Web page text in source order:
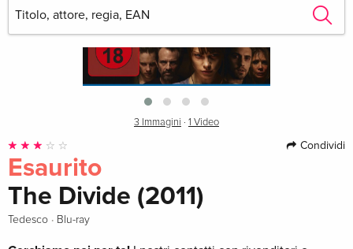
3 Immagini · 1 Video
Condividi
Esaurito
The Divide (2011)
Tedesco · Blu-ray